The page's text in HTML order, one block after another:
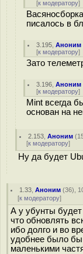
[к модератору]
писалось в
3.195 ,Аноним
[к модератору]
Зато
3.196 ,Аноним
[к модератору]
Mint всегда
основан на
2.153 ,Аноним (
[к модератору]
Ну да будет
1.33 ,Аноним (36),
[к модератору]
А у убунты будет
что обновлять
ибо долго и во
удобнее было
маленькими